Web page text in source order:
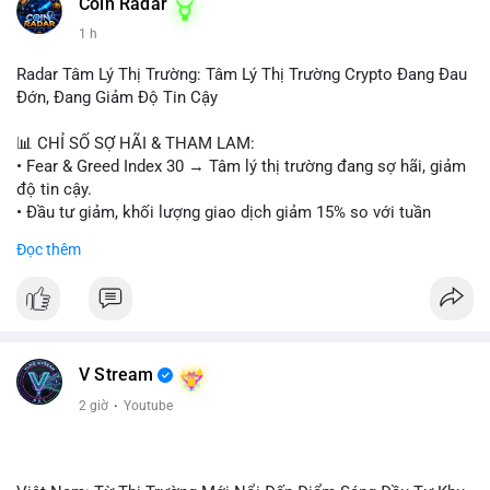
#áplựcbántiềmnăng
Coin Radar
1 h
Radar Tâm Lý Thị Trường: Tâm Lý Thị Trường Crypto Đang Đau
Đớn, Đang Giảm Độ Tin Cậy
📊 CHỈ SỐ SỢ HÃI & THAM LAM:
• Fear & Greed Index 30 → Tâm lý thị trường đang sợ hãi, giảm
độ tin cậy.
• Đầu tư giảm, khối lượng giao dịch giảm 15% so với tuần
• CoinGecko: Jimothy The Raccoon, Pudgy Penguins,
crypto.
• LunarCrush: Ethereum, Solana, Dogecoin, Chainlink, Litecoin,
Tesla, UFC, Premier League, etc.
Đọc thêm
V Stream
2 giờ · Youtube